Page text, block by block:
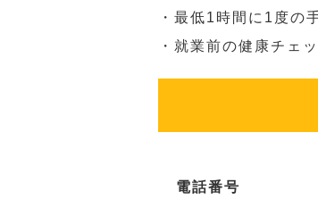
・最低1時間に1度の
・就業前の健康チェ
電話番号